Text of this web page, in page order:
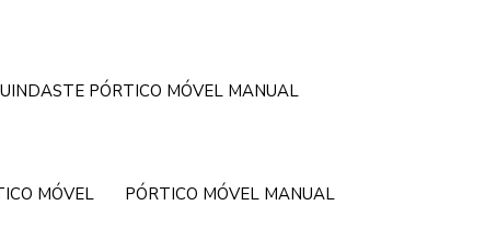
PÓRTICO MÓVEL MANUAL
MÓVEL PÓRTICO MÓVEL MANUAL